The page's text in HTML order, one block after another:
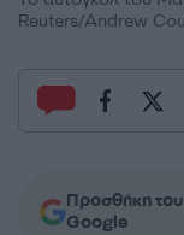
Reuters/Andrew
Προσθήκη
Google